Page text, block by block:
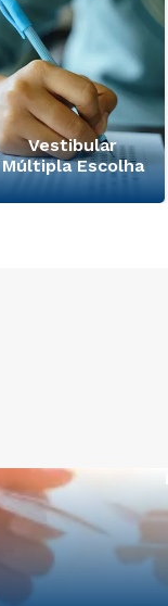
Vestibular
Múltipla Escolha